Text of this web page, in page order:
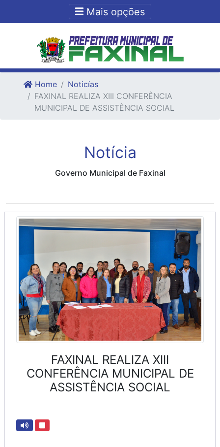
Ir para o fim do conteudo
Mais opções
Home
Noticías
FAXINAL REALIZA XIII CONFERÊNCIA
MUNICIPAL DE ASSISTÊNCIA SOCIAL
Notícia
Governo Municipal de Faxinal
FAXINAL REALIZA XIII
CONFERÊNCIA MUNICIPAL DE
ASSISTÊNCIA SOCIAL